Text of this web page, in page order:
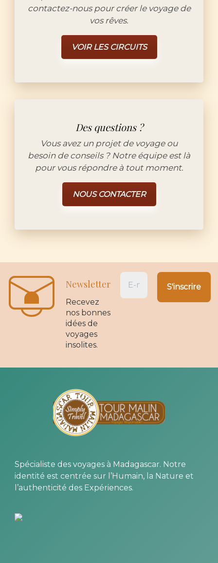
contactez-nous pour créer le voyage de
vos rêves.
VOIR LES CIRCUITS
Des questions ?
Vous avez un projet de voyage ou
besoin de conseils ? Notre équipe est là
pour vous répondre à tout moment.
NOUS CONTACTER
Newsletter
Recevez
nos bonnes
idées de
voyages
insolites.
Spécialiste des voyages à Madagascar. Notre
identité est centrée sur l’Humain, la Nature et
l’authenticité des Expériences.